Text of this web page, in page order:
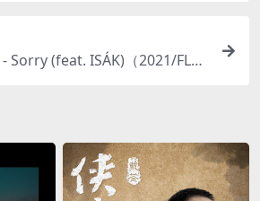
Sorry (feat. ISÁK)（2021/FLA